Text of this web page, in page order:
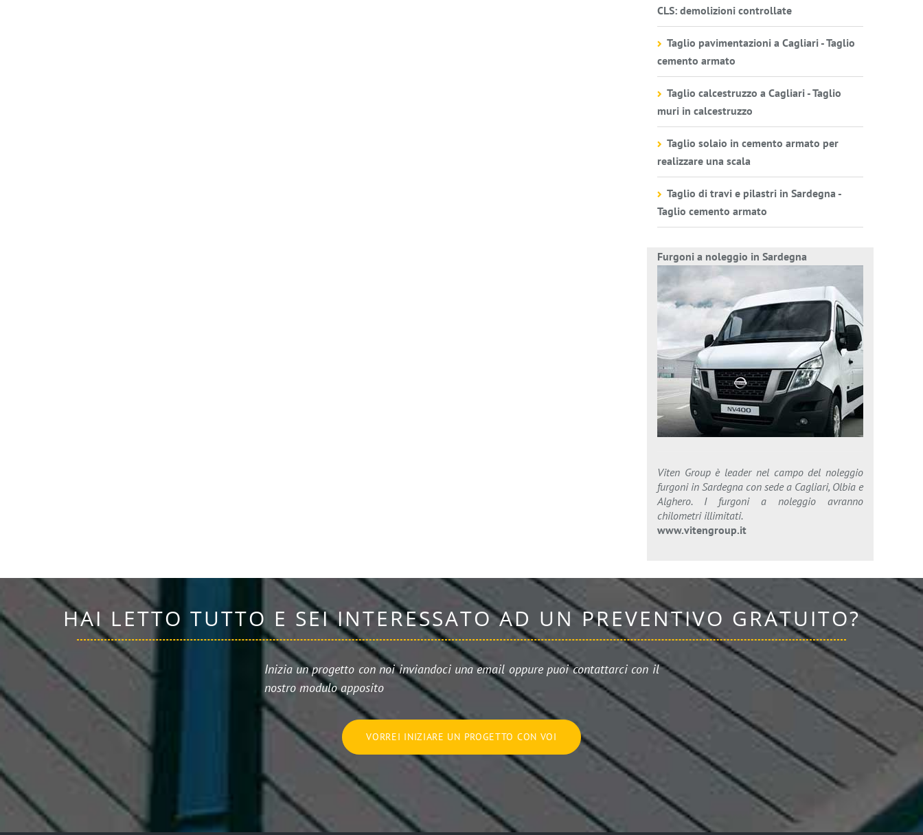
CLS: demolizioni controllate
Taglio pavimentazioni a Cagliari - Taglio
cemento armato
Taglio calcestruzzo a Cagliari - Taglio
muri in calcestruzzo
Taglio solaio in cemento armato per
realizzare una scala
Taglio di travi e pilastri in Sardegna -
Taglio cemento armato
Furgoni a noleggio in Sardegna
Viten Group è leader nel campo del noleggio
furgoni in Sardegna con sede a Cagliari, Olbia e
Alghero. I furgoni a noleggio avranno
chilometri illimitati.
www.vitengroup.it
HAI LETTO TUTTO E SEI INTERESSATO AD UN PREVENTIVO GRATUITO?
Inizia un progetto con noi inviandoci una email oppure puoi contattarci con il
nostro modulo apposito
VORREI INIZIARE UN PROGETTO CON VOI